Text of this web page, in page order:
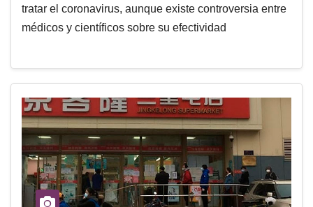
tratar el coronavirus, aunque existe controversia entre
médicos y científicos sobre su efectividad